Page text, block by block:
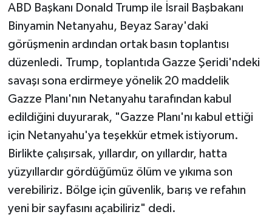
ABD Başkanı Donald Trump ile İsrail Başbakanı
Binyamin Netanyahu, Beyaz Saray'daki
görüşmenin ardından ortak basın toplantısı
düzenledi. Trump, toplantıda Gazze Şeridi'ndeki
savaşı sona erdirmeye yönelik 20 maddelik
Gazze Planı'nın Netanyahu tarafından kabul
edildiğini duyurarak, "Gazze Planı'nı kabul ettiği
için Netanyahu'ya teşekkür etmek istiyorum.
Birlikte çalışırsak, yıllardır, on yıllardır, hatta
yüzyıllardır gördüğümüz ölüm ve yıkıma son
verebiliriz. Bölge için güvenlik, barış ve refahın
yeni bir sayfasını açabiliriz" dedi.